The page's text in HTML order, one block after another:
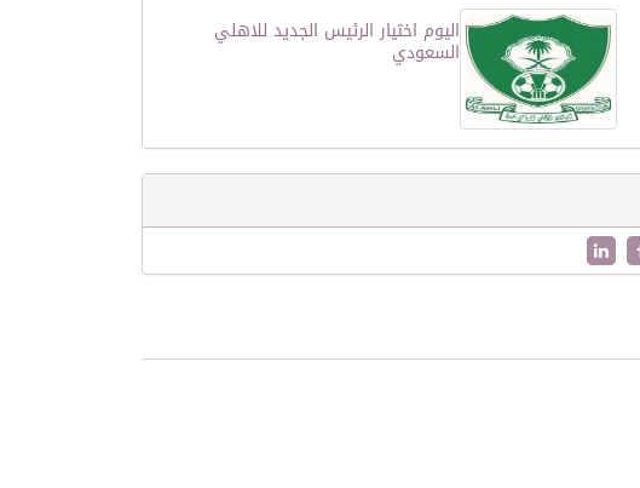
اليوم اختيار الرئيس الجديد للاهلي
السعودي